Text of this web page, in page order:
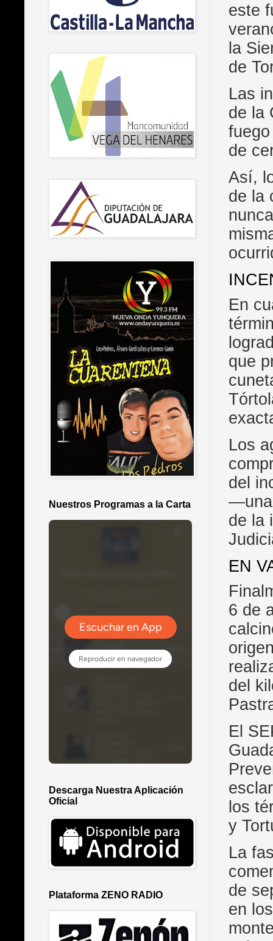
este
la
de
Las
de la
de
Así,
de la
En
que
Los
del
—una
de la
EN
6 de
del
El
los
y
La
de
en
Nuestros Programas a la Carta
Descarga Nuestra Aplicación
Oficial
Plataforma ZENO RADIO